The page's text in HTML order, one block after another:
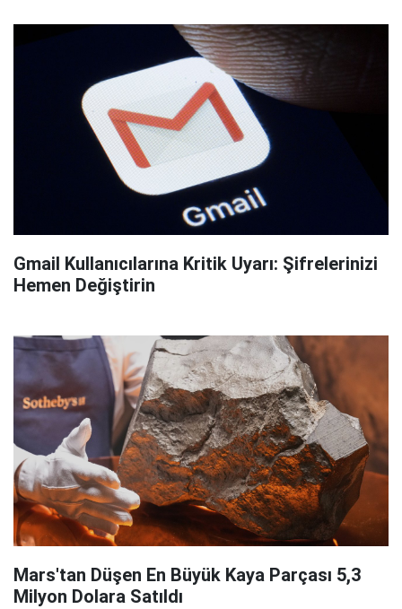
Gmail Kullanıcılarına Kritik Uyarı: Şifrelerinizi
Hemen Değiştirin
Mars'tan Düşen En Büyük Kaya Parçası 5,3
Milyon Dolara Satıldı